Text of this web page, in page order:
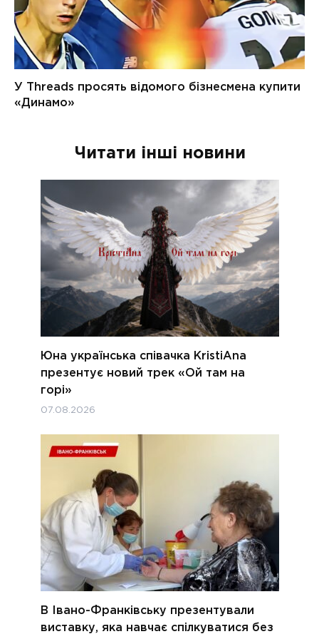
Читати інші новини
Юна українська співачка KristiAna
презентує новий трек «Ой там на
горі»
07.08.2026
В Івано-Франківську презентували
виставку, яка навчає спілкуватися без